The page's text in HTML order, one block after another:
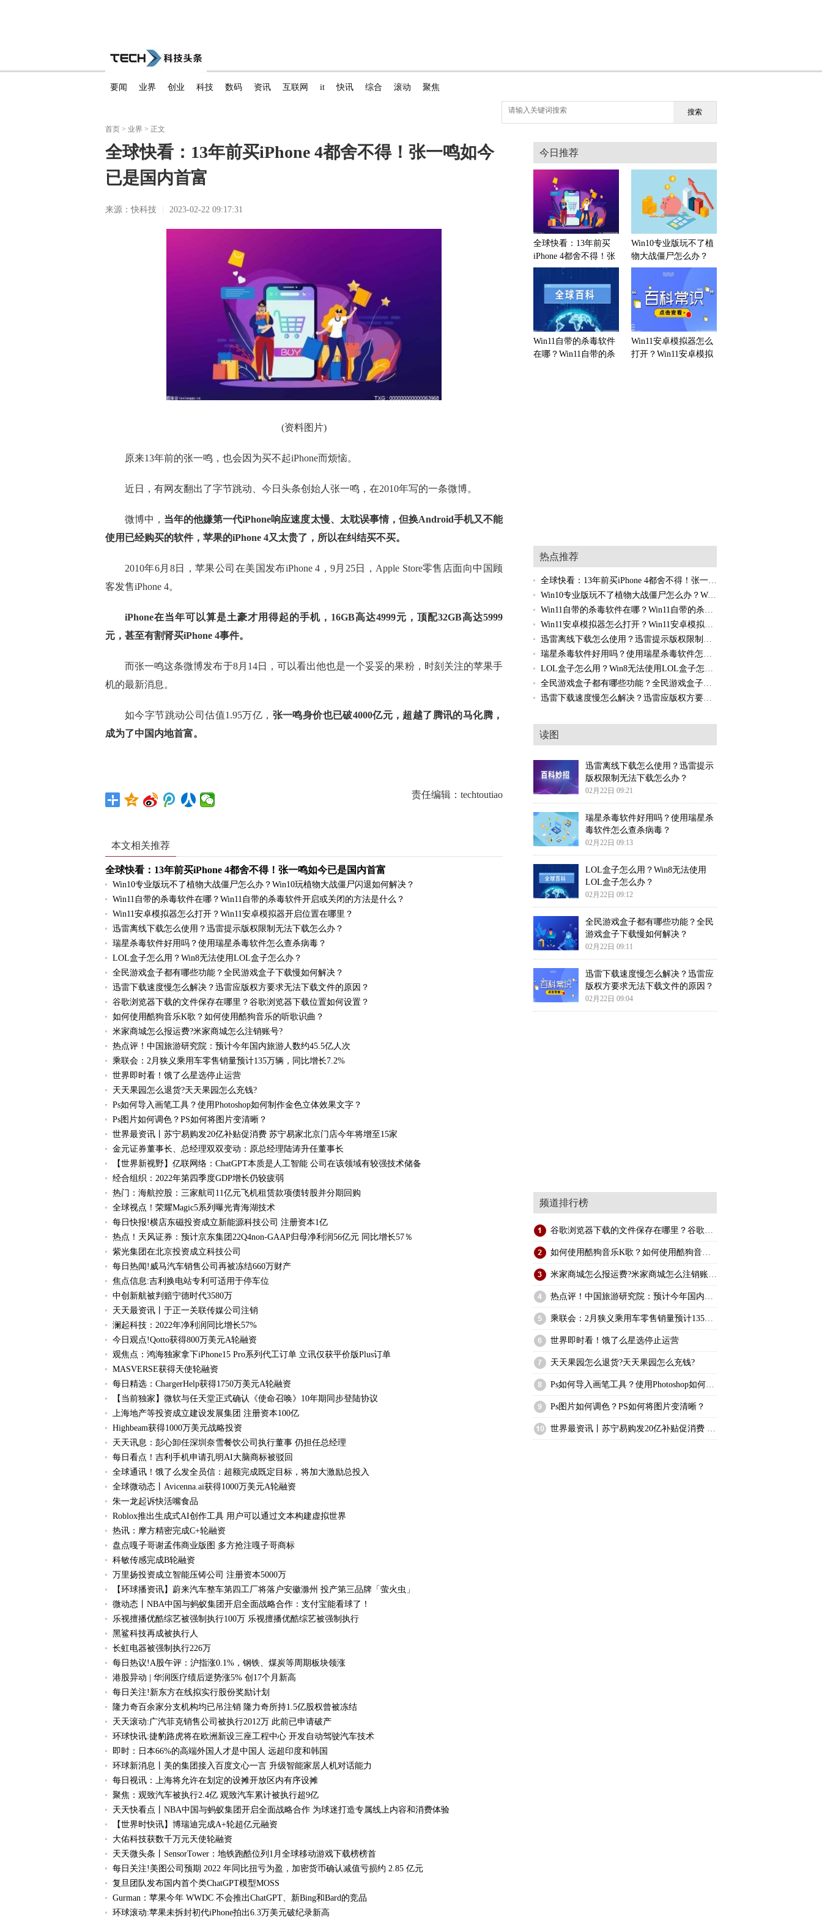
要闻 业界 创业 科技 数码 资讯 互联网 it 快讯 综合 滚动 聚焦
搜索
首页 > 业界 > 正文
全球快看：13年前买iPhone 4都舍不得！张一鸣如今
已是国内首富
来源：快科技 2023-02-22 09:17:31
(资料图片)
原来13年前的张一鸣，也会因为买不起iPhone而烦恼。
近日，有网友翻出了字节跳动、今日头条创始人张一鸣，在2010年写的一条微博。
微博中， 当年的他嫌第一代iPhone响应速度太慢、太耽误事情，但换Android手机又不能
使用已经购买的软件，苹果的iPhone 4又太贵了，所以在纠结买不买。
2010年6月8日，苹果公司在美国发布iPhone 4，9月25日，Apple Store零售店面向中国顾
客发售iPhone 4。
iPhone在当年可以算是土豪才用得起的手机，16GB高达4999元，顶配32GB高达5999
元，甚至有割肾买iPhone 4事件。
而张一鸣这条微博发布于8月14日，可以看出他也是一个妥妥的果粉，时刻关注的苹果手
机的最新消息。
如今字节跳动公司估值1.95万亿， 张一鸣身价也已破4000亿元，超越了腾讯的马化腾，
成为了中国内地首富。
责任编辑：techtoutiao
本文相关推荐
全球快看：13年前买iPhone 4都舍不得！张一鸣如今已是国内首富
Win10专业版玩不了植物大战僵尸怎么办？Win10玩植物大战僵尸闪退如何解决？
Win11自带的杀毒软件在哪？Win11自带的杀毒软件开启或关闭的方法是什么？
Win11安卓模拟器怎么打开？Win11安卓模拟器开启位置在哪里？
迅雷离线下载怎么使用？迅雷提示版权限制无法下载怎么办？
瑞星杀毒软件好用吗？使用瑞星杀毒软件怎么查杀病毒？
LOL盒子怎么用？Win8无法使用LOL盒子怎么办？
全民游戏盒子都有哪些功能？全民游戏盒子下载慢如何解决？
迅雷下载速度慢怎么解决？迅雷应版权方要求无法下载文件的原因？
谷歌浏览器下载的文件保存在哪里？谷歌浏览器下载位置如何设置？
如何使用酷狗音乐K歌？如何使用酷狗音乐的听歌识曲？
米家商城怎么报运费?米家商城怎么注销账号?
热点评！中国旅游研究院：预计今年国内旅游人数约45.5亿人次
乘联会：2月狭义乘用车零售销量预计135万辆，同比增长7.2%
世界即时看！饿了么星选停止运营
天天果园怎么退货?天天果园怎么充钱?
Ps如何导入画笔工具？使用Photoshop如何制作金色立体效果文字？
Ps图片如何调色？PS如何将图片变清晰？
世界最资讯丨苏宁易购发20亿补贴促消费 苏宁易家北京门店今年将增至15家
金元证券董事长、总经理双双变动：原总经理陆涛升任董事长
【世界新视野】亿联网络：ChatGPT本质是人工智能 公司在该领域有较强技术储备
经合组织：2022年第四季度GDP增长仍较疲弱
热门：海航控股：三家航司11亿元飞机租赁款项债转股并分期回购
全球视点！荣耀Magic5系列曝光青海湖技术
每日快报!横店东磁投资成立新能源科技公司 注册资本1亿
热点！天风证券：预计京东集团22Q4non-GAAP归母净利润56亿元 同比增长57％
紫光集团在北京投资成立科技公司
每日热闻!威马汽车销售公司再被冻结660万财产
焦点信息:吉利换电站专利可适用于停车位
中创新航被判赔宁德时代3580万
天天最资讯丨于正一关联传媒公司注销
澜起科技：2022年净利润同比增长57%
今日观点!Qotto获得800万美元A轮融资
观焦点：鸿海独家拿下iPhone15 Pro系列代工订单 立讯仅获平价版Plus订单
MASVERSE获得天使轮融资
每日精选：ChargerHelp获得1750万美元A轮融资
【当前独家】微软与任天堂正式确认《使命召唤》10年期同步登陆协议
上海地产等投资成立建设发展集团 注册资本100亿
Highbeam获得1000万美元战略投资
天天讯息：彭心卸任深圳奈雪餐饮公司执行董事 仍担任总经理
每日看点！吉利手机申请孔明AI大脑商标被驳回
全球通讯！饿了么发全员信：超额完成既定目标，将加大激励总投入
全球微动态丨Avicenna.ai获得1000万美元A轮融资
朱一龙起诉快活嘴食品
Roblox推出生成式AI创作工具 用户可以通过文本构建虚拟世界
热讯：摩方精密完成C+轮融资
盘点嘎子哥谢孟伟商业版图 多方抢注嘎子哥商标
科敏传感完成B轮融资
万里扬投资成立智能压铸公司 注册资本5000万
【环球播资讯】蔚来汽车整车第四工厂将落户安徽滁州 投产第三品牌「萤火虫」
微动态丨NBA中国与蚂蚁集团开启全面战略合作：支付宝能看球了！
乐视擅播优酷综艺被强制执行100万 乐视擅播优酷综艺被强制执行
黑鲨科技再成被执行人
长虹电器被强制执行226万
每日热议!A股午评：沪指涨0.1%，钢铁、煤炭等周期板块领涨
港股异动 | 华润医疗绩后逆势涨5% 创17个月新高
每日关注!新东方在线拟实行股份奖励计划
隆力奇百余家分支机构均已吊注销 隆力奇所持1.5亿股权曾被冻结
天天滚动:广汽菲克销售公司被执行2012万 此前已申请破产
环球快讯:捷豹路虎将在欧洲新设三座工程中心 开发自动驾驶汽车技术
即时：日本66%的高端外国人才是中国人 远超印度和韩国
环球新消息丨美的集团接入百度文心一言 升级智能家居人机对话能力
每日视讯：上海将允许在划定的设摊开放区内有序设摊
聚焦：观致汽车被执行2.4亿 观致汽车累计被执行超9亿
天天快看点丨NBA中国与蚂蚁集团开启全面战略合作 为球迷打造专属线上内容和消费体验
【世界时快讯】博瑞迪完成A+轮超亿元融资
大佑科技获数千万元天使轮融资
天天微头条丨SensorTower：地铁跑酷位列1月全球移动游戏下载榜榜首
每日关注!美图公司预期 2022 年同比扭亏为盈，加密货币确认减值亏损约 2.85 亿元
复旦团队发布国内首个类ChatGPT模型MOSS
Gurman：苹果今年 WWDC 不会推出ChatGPT、新Bing和Bard的竞品
环球滚动:苹果未拆封初代iPhone拍出6.3万美元破纪录新高
今日推荐
全球快看：13年前买
iPhone 4都舍不得！张
一鸣如今已是国内首富
Win10专业版玩不了植
物大战僵尸怎么办？
Win10玩植物大战僵尸
闪退如何解决？
Win11自带的杀毒软件
在哪？Win11自带的杀
Win11安卓模拟器怎么
打开？Win11安卓模拟
热点推荐
全球快看：13年前买iPhone 4都舍不得！张一鸣如今已是国内首富
Win10专业版玩不了植物大战僵尸怎么办？Win10玩植物大战僵尸闪退如何解决？
Win11自带的杀毒软件在哪？Win11自带的杀毒软件开启或关闭的方法是什么？
Win11安卓模拟器怎么打开？Win11安卓模拟器开启位置在哪里？
迅雷离线下载怎么使用？迅雷提示版权限制无法下载怎么办？
瑞星杀毒软件好用吗？使用瑞星杀毒软件怎么查杀病毒？
LOL盒子怎么用？Win8无法使用LOL盒子怎么办？
全民游戏盒子都有哪些功能？全民游戏盒子下载慢如何解决？
迅雷下载速度慢怎么解决？迅雷应版权方要求无法下载文件的原因？
读图
迅雷离线下载怎么使用？迅雷提示
版权限制无法下载怎么办？
02月22日 09:21
瑞星杀毒软件好用吗？使用瑞星杀
毒软件怎么查杀病毒？
02月22日 09:13
LOL盒子怎么用？Win8无法使用
LOL盒子怎么办？
02月22日 09:12
全民游戏盒子都有哪些功能？全民
游戏盒子下载慢如何解决？
02月22日 09:11
迅雷下载速度慢怎么解决？迅雷应
版权方要求无法下载文件的原因？
02月22日 09:04
频道排行榜
谷歌浏览器下载的文件保存在哪里？谷歌浏览器
如何使用酷狗音乐K歌？如何使用酷狗音乐的听
米家商城怎么报运费?米家商城怎么注销账号?
热点评！中国旅游研究院：预计今年国内旅游人
乘联会：2月狭义乘用车零售销量预计135万辆，
世界即时看！饿了么星选停止运营
天天果园怎么退货?天天果园怎么充钱?
Ps如何导入画笔工具？使用Photoshop如何制作
Ps图片如何调色？PS如何将图片变清晰？
世界最资讯丨苏宁易购发20亿补贴促消费 苏宁